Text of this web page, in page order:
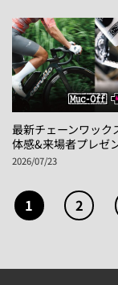
最新チェーンワック
体感&来場者プレゼ
2026/07/23
1 2